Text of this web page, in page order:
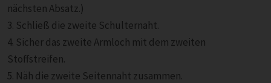
nächsten Absatz.)
3. Schließ die zweite Schulternaht.
4. Sicher das zweite Armloch mit dem zweiten
Stoffstreifen.
5. Näh die zweite Seitennaht zusammen.